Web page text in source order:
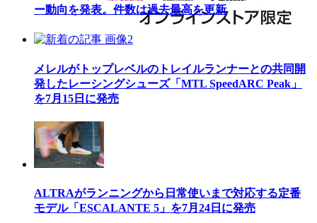
ー動向を発表。件数は過去最高を更新
メレルがトップレベルのトレイルランナーとの共同開
発したレーシングシューズ「MTL SpeedARC Peak」
を7月15日に発売
ALTRAがランニングから日常使いまで対応する定番
モデル「ESCALANTE 5」を7月24日に発売